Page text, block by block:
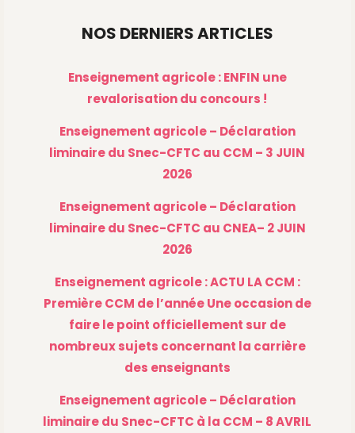
NOS DERNIERS ARTICLES
Enseignement agricole : ENFIN une
revalorisation du concours !
Enseignement agricole – Déclaration
liminaire du Snec-CFTC au CCM – 3 JUIN
2026
Enseignement agricole – Déclaration
liminaire du Snec-CFTC au CNEA– 2 JUIN
2026
Enseignement agricole : ACTU LA CCM :
Première CCM de l’année Une occasion de
faire le point officiellement sur de
nombreux sujets concernant la carrière
des enseignants
Enseignement agricole – Déclaration
liminaire du Snec-CFTC à la CCM – 8 AVRIL